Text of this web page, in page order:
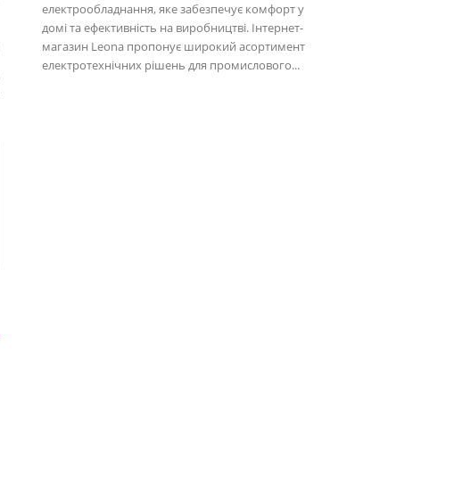
електрообладнання, яке забезпечує комфорт у
домі та ефективність на виробництві. Інтернет-
магазин Leona пропонує широкий асортимент
електротехнічних рішень для промислового...